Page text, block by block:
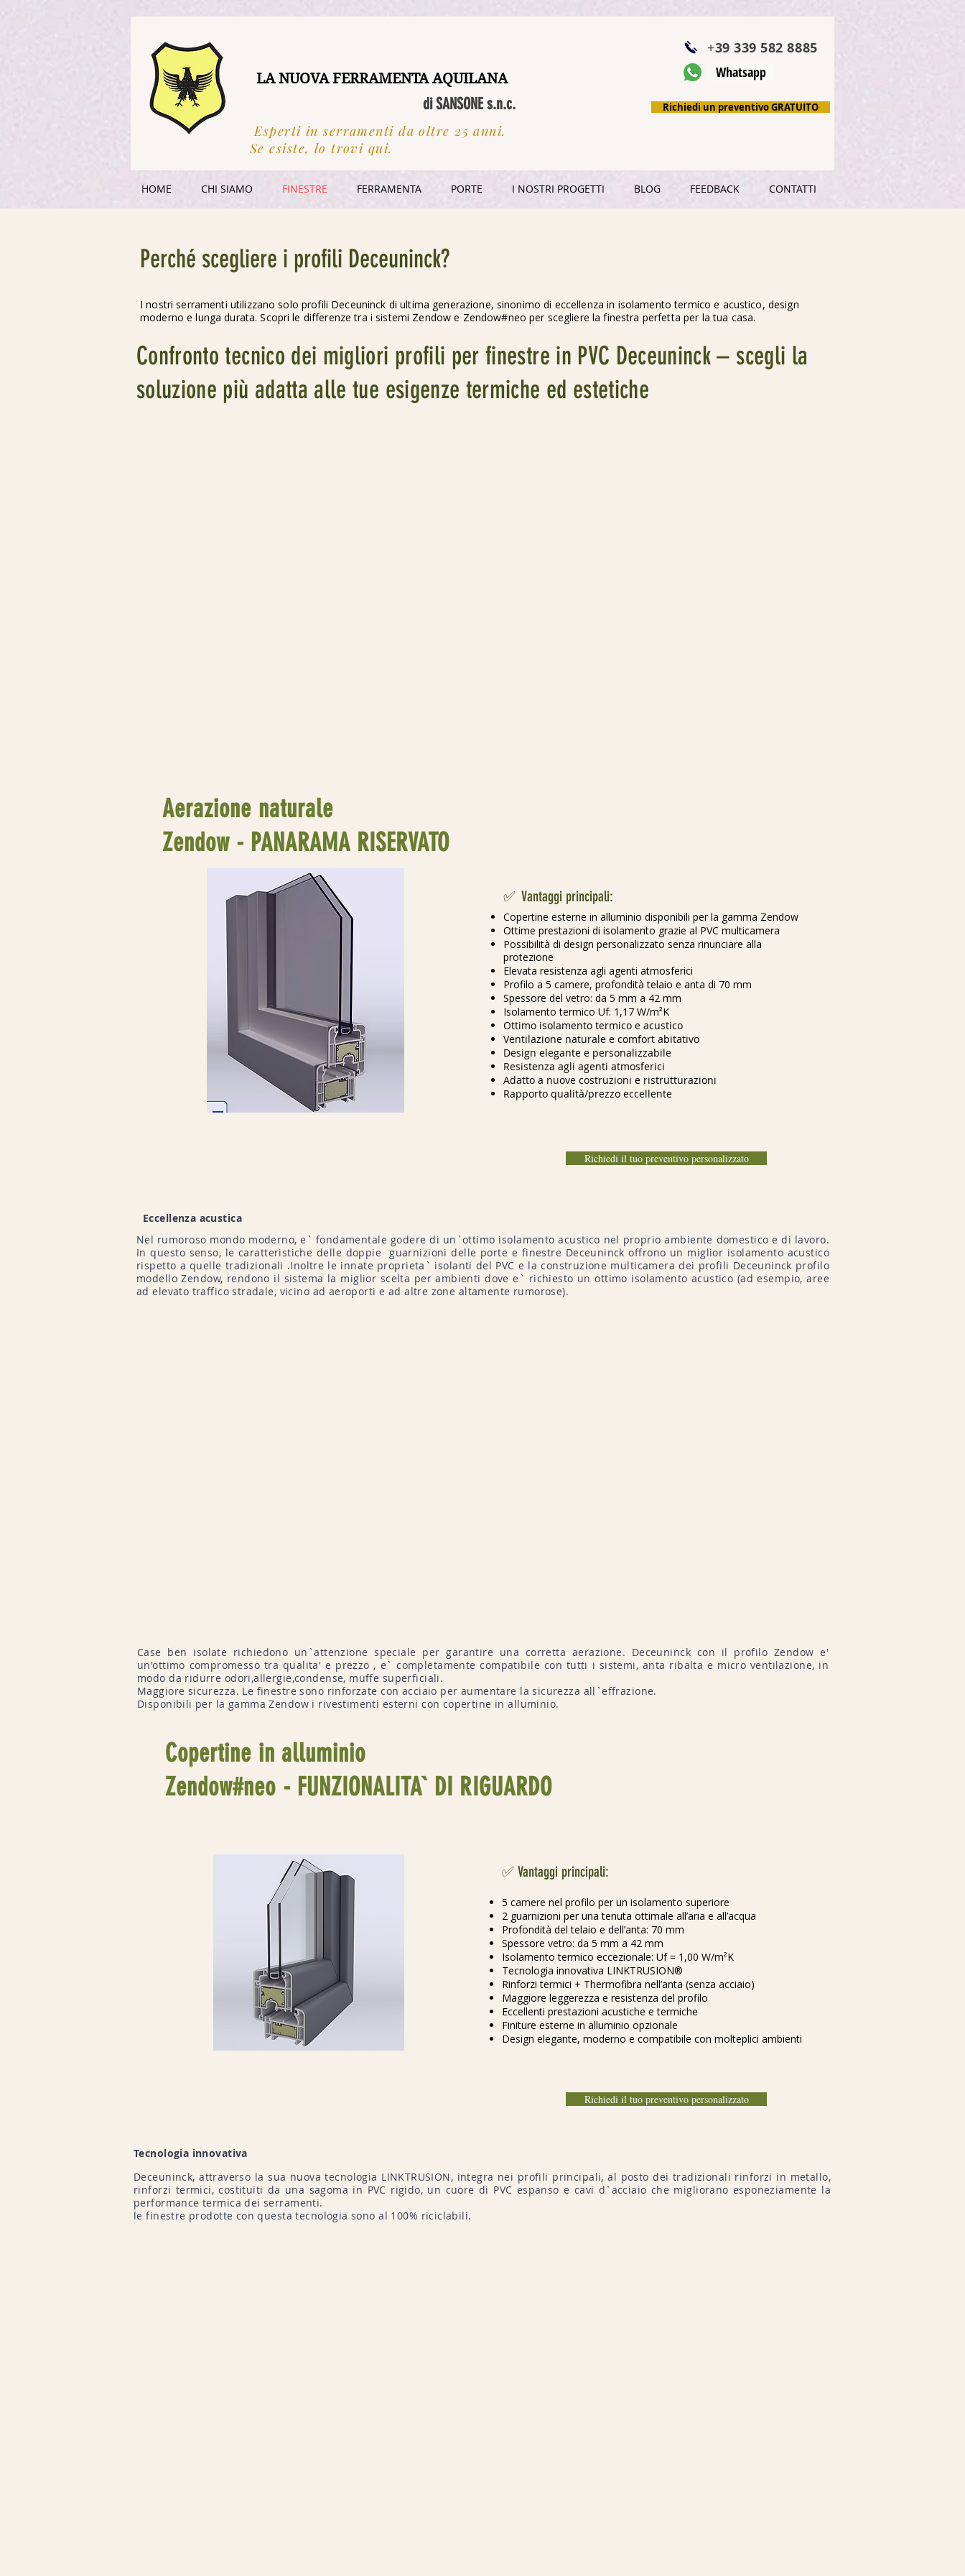
LA NUOVA FERRAMENTA AQUILANA
di SANSONE s.n.c.
Esperti in serramenti da oltre 25 anni.
Se esiste, lo trovi qui.
+39 339 582 8885
Whatsapp
Richiedi un preventivo GRATUITO
HOME CHI SIAMO FINESTRE FERRAMENTA PORTE I NOSTRI PROGETTI BLOG FEEDBACK CONTATTI
Perché scegliere i profili Deceuninck?
I nostri serramenti utilizzano solo profili Deceuninck di ultima generazione, sinonimo di eccellenza in isolamento termico e acustico, design
moderno e lunga durata. Scopri le differenze tra i sistemi Zendow e Zendow#neo per scegliere la finestra perfetta per la tua casa.
Confronto tecnico dei migliori profili per finestre in PVC Deceuninck – scegli la
soluzione più adatta alle tue esigenze termiche ed estetiche
Aerazione naturale
Zendow - PANARAMA RISERVATO
✅ Vantaggi principali:
Copertine esterne in alluminio disponibili per la gamma Zendow
Ottime prestazioni di isolamento grazie al PVC multicamera
Possibilità di design personalizzato senza rinunciare alla
protezione
Elevata resistenza agli agenti atmosferici
Profilo a 5 camere, profondità telaio e anta di 70 mm
Spessore del vetro: da 5 mm a 42 mm
Isolamento termico Uf: 1,17 W/m²K
Ottimo isolamento termico e acustico
Ventilazione naturale e comfort abitativo
Design elegante e personalizzabile
Resistenza agli agenti atmosferici
Adatto a nuove costruzioni e ristrutturazioni
Rapporto qualità/prezzo eccellente
Richiedi il tuo preventivo personalizzato
Nel rumoroso mondo moderno, e` fondamentale godere di un`ottimo isolamento acustico nel proprio ambiente domestico e di lavoro.
In questo senso, le caratteristiche delle doppie guarnizioni delle porte e finestre Deceuninck offrono un miglior isolamento acustico
rispetto a quelle tradizionali .Inoltre le innate proprieta` isolanti del PVC e la construzione multicamera dei profili Deceuninck profilo
modello Zendow, rendono il sistema la miglior scelta per ambienti dove e` richiesto un ottimo isolamento acustico (ad esempio, aree
ad elevato traffico stradale, vicino ad aeroporti e ad altre zone altamente rumorose).
Eccellenza acustica
Case ben isolate richiedono un`attenzione speciale per garantire una corretta aerazione. Deceuninck con il profilo Zendow e'
un'ottimo compromesso tra qualita' e prezzo , e` completamente compatibile con tutti i sistemi, anta ribalta e micro ventilazione, in
modo da ridurre odori,allergie,condense, muffe superficiali.
Maggiore sicurezza. Le finestre sono rinforzate con acciaio per aumentare la sicurezza all`effrazione.
Disponibili per la gamma Zendow i rivestimenti esterni con copertine in alluminio.
Copertine in alluminio
Zendow#neo - FUNZIONALITA` DI RIGUARDO
✅ Vantaggi principali:
5 camere nel profilo per un isolamento superiore
2 guarnizioni per una tenuta ottimale all’aria e all’acqua
Profondità del telaio e dell’anta: 70 mm
Spessore vetro: da 5 mm a 42 mm
Isolamento termico eccezionale: Uf = 1,00 W/m²K
Tecnologia innovativa LINKTRUSION®
Rinforzi termici + Thermofibra nell’anta (senza acciaio)
Maggiore leggerezza e resistenza del profilo
Eccellenti prestazioni acustiche e termiche
Finiture esterne in alluminio opzionale
Design elegante, moderno e compatibile con molteplici ambienti
Richiedi il tuo preventivo personalizzato
Tecnologia innovativa
Deceuninck, attraverso la sua nuova tecnologia LINKTRUSION, integra nei profili principali, al posto dei tradizionali rinforzi in metallo,
rinforzi termici, costituiti da una sagoma in PVC rigido, un cuore di PVC espanso e cavi d`acciaio che migliorano esponeziamente la
performance termica dei serramenti.
le finestre prodotte con questa tecnologia sono al 100% riciclabili.